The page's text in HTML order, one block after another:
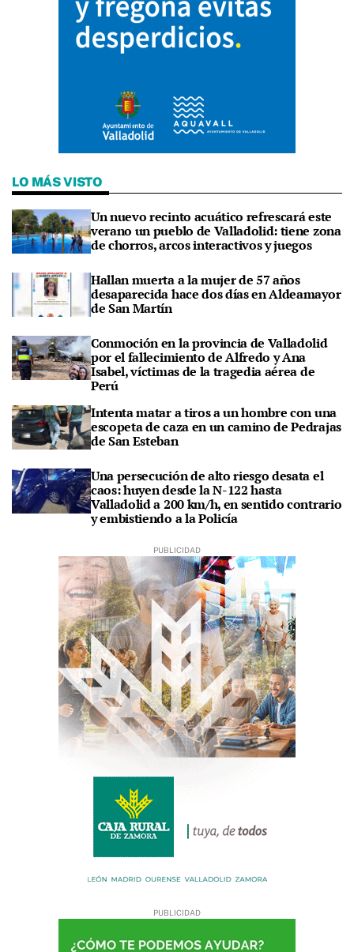
LO MÁS VISTO
Un nuevo recinto acuático refrescará este
verano un pueblo de Valladolid: tiene zona
de chorros, arcos interactivos y juegos
Hallan muerta a la mujer de 57 años
desaparecida hace dos días en Aldeamayor
de San Martín
Conmoción en la provincia de Valladolid
por el fallecimiento de Alfredo y Ana
Isabel, víctimas de la tragedia aérea de
Perú
Intenta matar a tiros a un hombre con una
escopeta de caza en un camino de Pedrajas
de San Esteban
Una persecución de alto riesgo desata el
caos: huyen desde la N-122 hasta
Valladolid a 200 km/h, en sentido contrario
y embistiendo a la Policía